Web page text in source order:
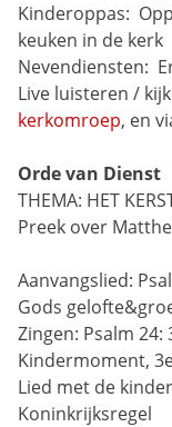
Kinderoppas:
keuken in de kerk
Nevendiensten:
Live luisteren /
kerkomroep, en
Orde van Dienst
THEMA: HET
Preek over
Aanvangslied:
Gods
Zingen: Psalm 24:
Kindermoment,
Lied met de
Koninkrijksregel